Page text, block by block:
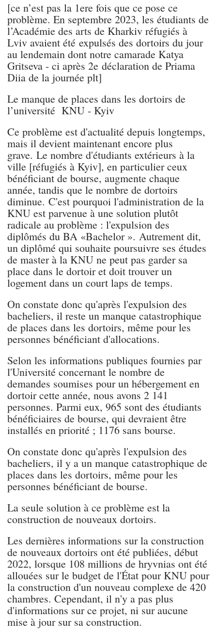
[ce n’est pas la 1ere fois que ce pose ce
problème. En septembre 2023, les étudiants de
l’Académie des arts de Kharkiv réfugiés à
Lviv avaient été expulsés des dortoirs du jour
au lendemain dont notre camarade Katya
Gritseva - ci après 2e déclaration de Priama
Diia de la journée plt]
Le manque de places dans les dortoirs de
l’université KNU - Kyiv
Ce problème est d'actualité depuis longtemps,
mais il devient maintenant encore plus
grave. Le nombre d'étudiants extérieurs à la
ville [réfugiés à Kyiv], en particulier ceux
bénéficiant de bourse, augmente chaque
année, tandis que le nombre de dortoirs
diminue. C'est pourquoi l'administration de la
KNU est parvenue à une solution plutôt
radicale au problème : l'expulsion des
diplômés du BA «Bachelor ». Autrement dit,
un diplômé qui souhaite poursuivre ses études
de master à la KNU ne peut pas garder sa
place dans le dortoir et doit trouver un
logement dans un court laps de temps.
On constate donc qu'après l'expulsion des
bacheliers, il reste un manque catastrophique
de places dans les dortoirs, même pour les
personnes bénéficiant d'allocations.
Selon les informations publiques fournies par
l'Université concernant le nombre de
demandes soumises pour un hébergement en
dortoir cette année, nous avons 2 141
personnes. Parmi eux, 965 sont des étudiants
bénéficiaires de bourse, qui devraient être
installés en priorité ; 1176 sans bourse.
On constate donc qu'après l'expulsion des
bacheliers, il y a un manque catastrophique de
places dans les dortoirs, même pour les
personnes bénéficiant de bourse.
La seule solution à ce problème est la
construction de nouveaux dortoirs.
Les dernières informations sur la construction
de nouveaux dortoirs ont été publiées, début
2022, lorsque 108 millions de hryvnias ont été
allouées sur le budget de l'État pour KNU pour
la construction d'un nouveau complexe de 420
chambres. Cependant, il n'y a pas plus
d'informations sur ce projet, ni sur aucune
mise à jour sur sa construction.